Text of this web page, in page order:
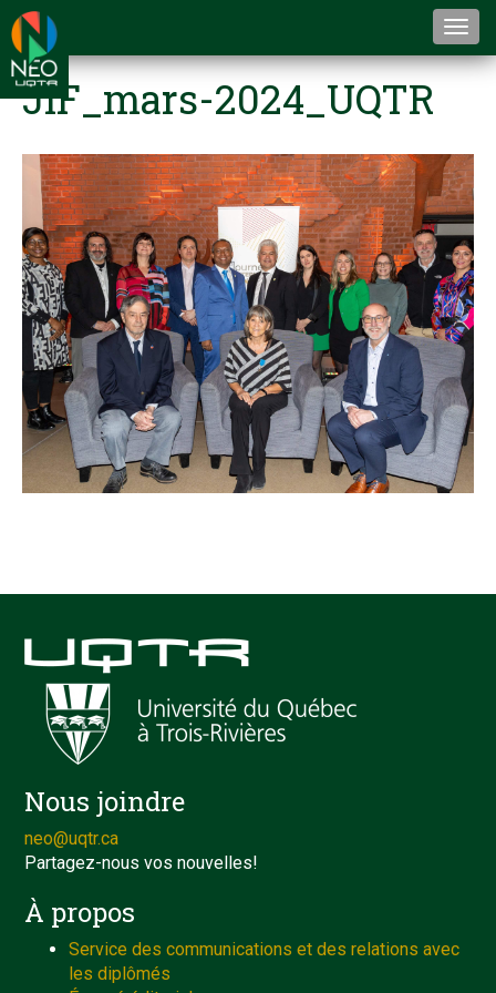
JIF_mars-2024_UQTR
Nous joindre
neo@uqtr.ca
Partagez-nous vos nouvelles!
À propos
Service des communications et des relations avec
les diplômés